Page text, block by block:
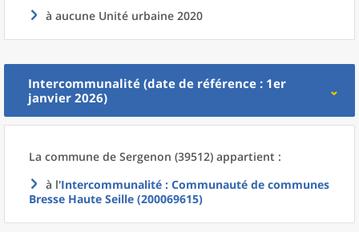
à aucune Unité urbaine 2020
Intercommunalité (date de référence : 1er
janvier 2026)
La commune de Sergenon (39512) appartient :
à l'Intercommunalité : Communauté de communes
Bresse Haute Seille (200069615)